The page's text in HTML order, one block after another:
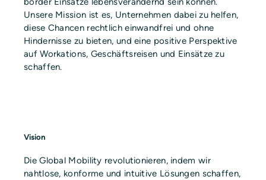
Unsere Mission ist es, Unternehmen dabei zu helfen,
diese Chancen rechtlich einwandfrei und ohne
Hindernisse zu bieten, und eine positive Perspektive
auf Workations, Geschäftsreisen und Einsätze zu
schaffen.
Vision
Die Global Mobility revolutionieren, indem wir
nahtlose, konforme und intuitive Lösungen schaffen,